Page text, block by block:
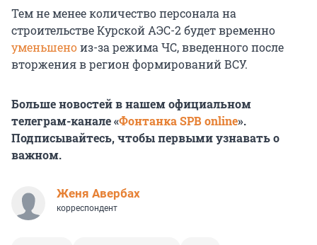
Тем не менее количество персонала на
строительстве Курской АЭС-2 будет временно
уменьшеноиз-за режима ЧС, введенного после
вторжения в регион формирований ВСУ.
Больше новостей в нашем официальном
телеграм-канале «Фонтанка SPB online».
Подписывайтесь, чтобы первыми узнавать о
важном.
Женя Авербах
корреспондент